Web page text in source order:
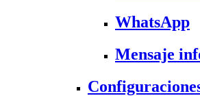
WhatsApp
Mensaje